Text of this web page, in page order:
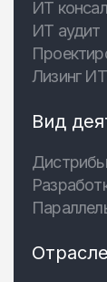
ИТ
ИТ аудит
Лизинг
Вид